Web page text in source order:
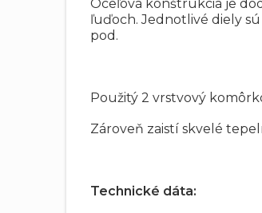
Oceľová konštrukcia je
ľuďoch. Jednotlivé diely
pod.
Použitý 2 vrstvový
Zároveň zaistí skvelé
Technické dáta: